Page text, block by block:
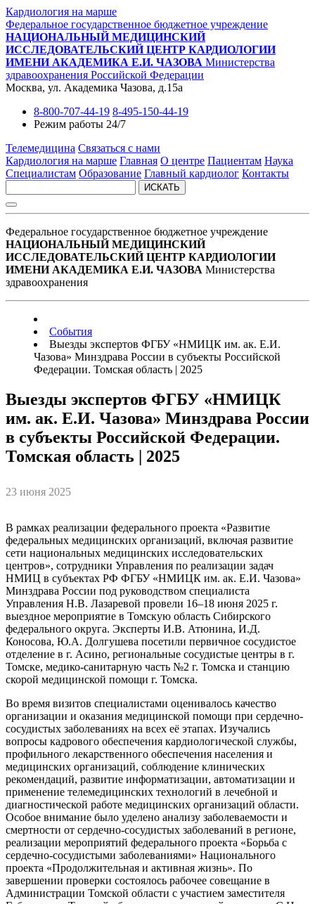
Кардиология на марше
Федеральное государственное бюджетное учреждение
НАЦИОНАЛЬНЫЙ МЕДИЦИНСКИЙ
ИССЛЕДОВАТЕЛЬСКИЙ ЦЕНТР КАРДИОЛОГИИ
ИМЕНИ АКАДЕМИКА Е.И. ЧАЗОВА Министерства
здравоохранения Российской Федерации
Москва, ул. Академика Чазова, д.15а
8-800-707-44-19 8-495-150-44-19
Режим работы 24/7
Телемедицина Связаться с нами
Кардиология на марше Главная О центре Пациентам Наука
Специалистам Образование Главный кардиолог Контакты
ИСКАТЬ
Федеральное государственное бюджетное учреждение
НАЦИОНАЛЬНЫЙ МЕДИЦИНСКИЙ
ИССЛЕДОВАТЕЛЬСКИЙ ЦЕНТР КАРДИОЛОГИИ
ИМЕНИ АКАДЕМИКА Е.И. ЧАЗОВА Министерства
здравоохранения
События
Выезды экспертов ФГБУ «НМИЦК им. ак. Е.И.
Чазова» Минздрава России в субъекты Российской
Федерации. Томская область | 2025
Выезды экспертов ФГБУ «НМИЦК
им. ак. Е.И. Чазова» Минздрава России
в субъекты Российской Федерации.
Томская область | 2025
23 июня 2025
В рамках реализации федерального проекта «Развитие
федеральных медицинских организаций, включая развитие
сети национальных медицинских исследовательских
центров», сотрудники Управления по реализации задач
НМИЦ в субъектах РФ ФГБУ «НМИЦК им. ак. Е.И. Чазова»
Минздрава России под руководством специалиста
Управления Н.В. Лазаревой провели 16–18 июня 2025 г.
выездное мероприятие в Томскую область Сибирского
федерального округа. Эксперты И.В. Атюнина, И.Д.
Коносова, Ю.А. Долгушева посетили первичное сосудистое
отделение в г. Асино, региональные сосудистые центры в г.
Томске, медико-санитарную часть №2 г. Томска и станцию
скорой медицинской помощи г. Томска.
Во время визитов специалистами оценивалось качество
организации и оказания медицинской помощи при сердечно-
сосудистых заболеваниях на всех её этапах. Изучались
вопросы кадрового обеспечения кардиологической службы,
профильного лекарственного обеспечения населения и
медицинских организаций, соблюдение клинических
рекомендаций, развитие информатизации, автоматизации и
применение телемедицинских технологий в лечебной и
диагностической работе медицинских организаций области.
Особое внимание было уделено анализу заболеваемости и
смертности от сердечно-сосудистых заболеваний в регионе,
реализации мероприятий федерального проекта «Борьба с
сердечно-сосудистыми заболеваниями» Национального
проекта «Продолжительная и активная жизнь». По
завершении проверки состоялось рабочее совещание в
Администрации Томской области с участием заместителя